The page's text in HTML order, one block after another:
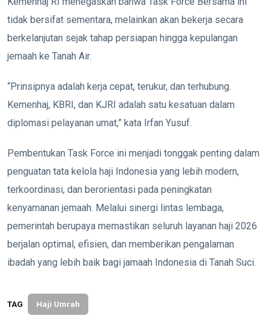
tidak bersifat sementara, melainkan akan bekerja secara
berkelanjutan sejak tahap persiapan hingga kepulangan
jemaah ke Tanah Air.
“Prinsipnya adalah kerja cepat, terukur, dan terhubung.
Kemenhaj, KBRI, dan KJRI adalah satu kesatuan dalam
diplomasi pelayanan umat,” kata Irfan Yusuf.
Pembentukan Task Force ini menjadi tonggak penting dalam
penguatan tata kelola haji Indonesia yang lebih modern,
terkoordinasi, dan berorientasi pada peningkatan
kenyamanan jemaah. Melalui sinergi lintas lembaga,
pemerintah berupaya memastikan seluruh layanan haji 2026
berjalan optimal, efisien, dan memberikan pengalaman
ibadah yang lebih baik bagi jamaah Indonesia di Tanah Suci.
TAG Haji Umrah